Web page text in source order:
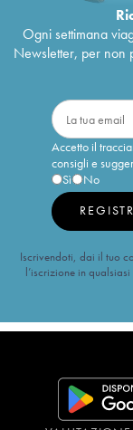
Ogni settimana
Newsletter, per non
Accetto il
consigli e
Sì
No
Iscrivendoti, dai il tuo
l’iscrizione in